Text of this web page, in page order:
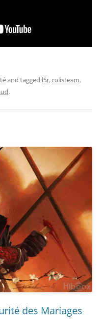
and tagged l5r, rolisteam,
.
des Mariages